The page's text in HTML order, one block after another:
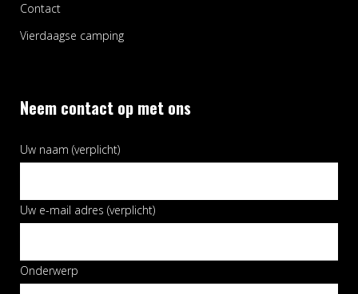
Contact
Vierdaagse camping
Neem contact op met ons
Uw naam (verplicht)
Uw e-mail adres (verplicht)
Onderwerp